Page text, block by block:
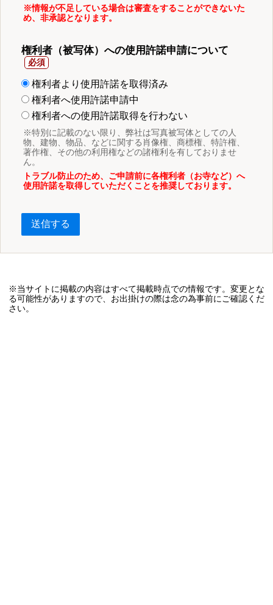
※情報が不足している場合は審査をすることができないた
め、非承認となります。
権利者（被写体）への使用許諾申請について
権利者より使用許諾を取得済み
権利者へ使用許諾申請中
権利者への使用許諾取得を行わない
※特別に記載のない限り、弊社は写真被写体としての人
物、建物、物品、などに関する肖像権、商標権、特許権、
著作権、その他の利用権などの諸権利を有しておりませ
ん。
トラブル防止のため、ご申請前に各権利者（お寺など）へ
使用許諾を取得していただくことを推奨しております。
送信する
※当サイトに掲載の内容はすべて掲載時点での情報です。変更とな
る可能性がありますので、お出掛けの際は念の為事前にご確認くだ
さい。